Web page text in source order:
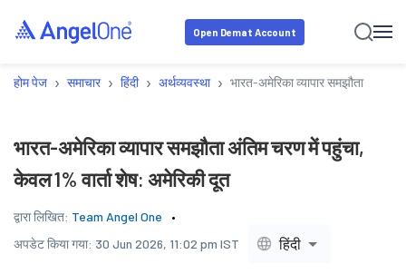
Open Demat Account
होम पेज › समाचार › हिंदी › अर्थव्यवस्था › भारत-अमेरिका व्यापार समझौता अंतिम
भारत-अमेरिका व्यापार समझौता अंतिम चरण में पहुंचा,
केवल 1% वार्ता शेष: अमेरिकी दूत
द्वारा लिखित: Team Angel One
अपडेट किया गया: 30 Jun 2026, 11:02 pm IST हिंदी